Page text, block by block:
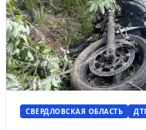
СВЕРДЛОВСКАЯ ОБЛАСТЬ